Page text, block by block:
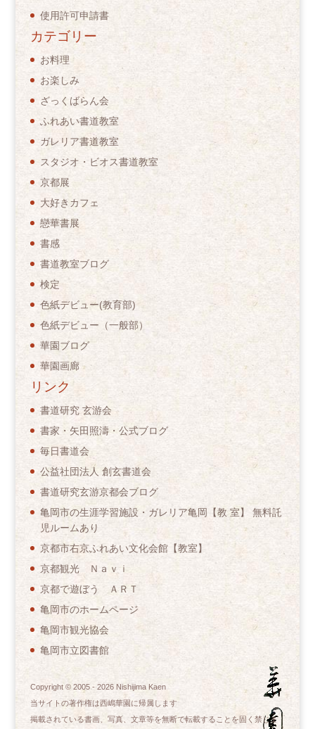
使用許可申請書
カテゴリー
お料理
お楽しみ
ざっくばらん会
ふれあい書道教室
ガレリア書道教室
スタジオ・ビオス書道教室
京都展
大好きカフェ
戀華書展
書感
書道教室ブログ
検定
色紙デビュー(教育部)
色紙デビュー（一般部）
華園ブログ
華園画廊
リンク
書道研究 玄游会
書家・矢田照濤・公式ブログ
毎日書道会
公益社団法人 創玄書道会
書道研究玄游京都会ブログ
亀岡市の生涯学習施設・ガレリア亀岡【教 室】 無料託
児ルームあり
京都市右京ふれあい文化会館【教室】
京都観光 Ｎａｖｉ
京都で遊ぼう ＡＲＴ
亀岡市のホームページ
亀岡市観光協会
亀岡市立図書館
Copyright © 2005 - 2026Nishijima Kaen
当サイトの著作権は西嶋華園に帰属します
掲載されている書画、写真、文章等を無断で転載することを固く禁じま